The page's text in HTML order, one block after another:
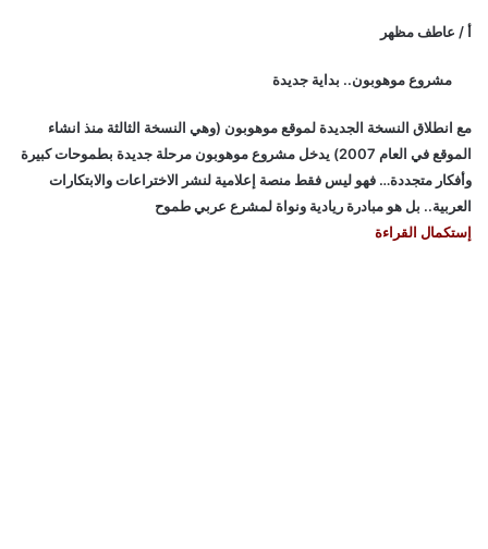
أ / عاطف مظهر
مشروع موهوبون.. بداية جديدة
مع انطلاق النسخة الجديدة لموقع موهوبون (وهي النسخة الثالثة منذ انشاء
الموقع في العام 2007) يدخل مشروع موهوبون مرحلة جديدة بطموحات كبيرة
وأفكار متجددة… فهو ليس فقط منصة إعلامية لنشر الاختراعات والابتكارات
العربية.. بل هو مبادرة ريادية ونواة لمشرع عربي طموح
إستكمال القراءة